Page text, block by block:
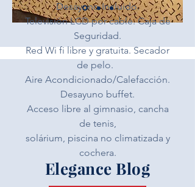
Desayuno Incluido.
Televisión LCD por cable. Caja de
Seguridad.
Red Wi fi libre y gratuita. Secador
de pelo.
Aire Acondicionado/Calefacción.
Desayuno buffet.
Acceso libre al gimnasio, cancha
de tenis,
solárium, piscina no climatizada y
cochera.
Elegance Blog